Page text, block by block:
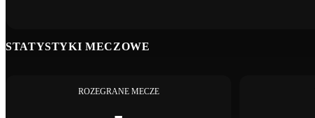
STATYSTYKI MECZOWE
ROZEGRANE MECZE